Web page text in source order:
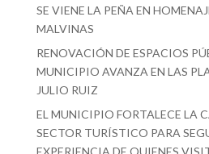
SE VIENE LA PEÑA EN
MALVINAS
RENOVACIÓN DE ESPACIOS
MUNICIPIO AVANZA EN LAS
JULIO RUIZ
EL MUNICIPIO FORTALECE LA
SECTOR TURÍSTICO PARA
EXPERIENCIA DE QUIENES